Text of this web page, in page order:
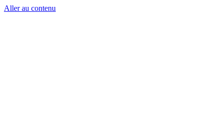
Aller au contenu